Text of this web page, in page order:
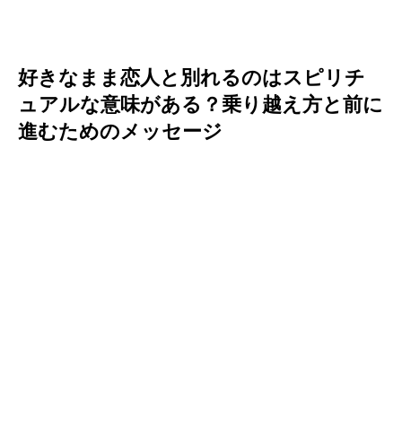
好きなまま恋人と別れるのはスピリチ
ュアルな意味がある？乗り越え方と前に
進むためのメッセージ